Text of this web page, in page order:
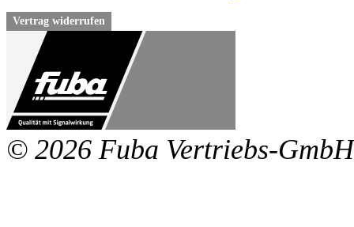
Vertrag widerrufen
© 2026 Fuba Vertriebs-GmbH